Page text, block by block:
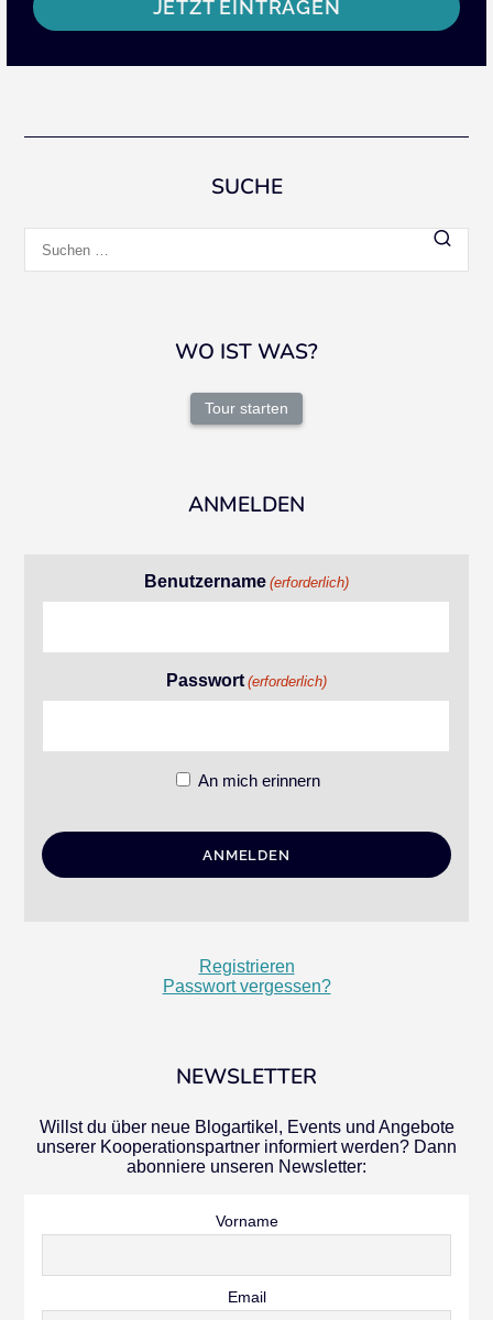
JETZT EINTRAGEN
SUCHE
nach:
WO IST WAS?
Tour starten
ANMELDEN
Benutzername (erforderlich)
Passwort (erforderlich)
An mich erinnern
Registrieren
Passwort vergessen?
NEWSLETTER
Willst du über neue Blogartikel, Events und Angebote
unserer Kooperationspartner informiert werden? Dann
abonniere unseren Newsletter:
Vorname
Email